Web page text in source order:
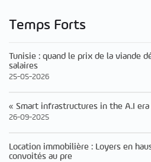
Temps Forts
Tunisie : quand le prix de la viande
salaires
25-05-2026
« Smart infrastructures in the A.I
26-09-2025
Location immobilière : Loyers en
convoités au pre